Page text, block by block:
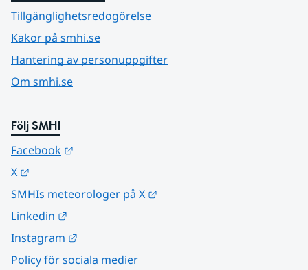
Tillgänglighetsredogörelse
Kakor på smhi.se
Hantering av personuppgifter
Om smhi.se
Följ SMHI
Facebook
X
SMHIs meteorologer på X
Linkedin
Instagram
Policy för sociala medier